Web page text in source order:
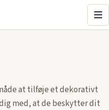
at tilføje et dekorativt
med, at de beskytter dit